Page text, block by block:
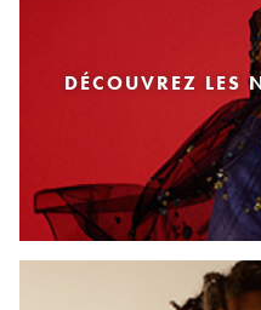
DÉCOUVREZ LES